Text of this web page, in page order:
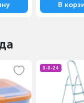
В
0-0-24